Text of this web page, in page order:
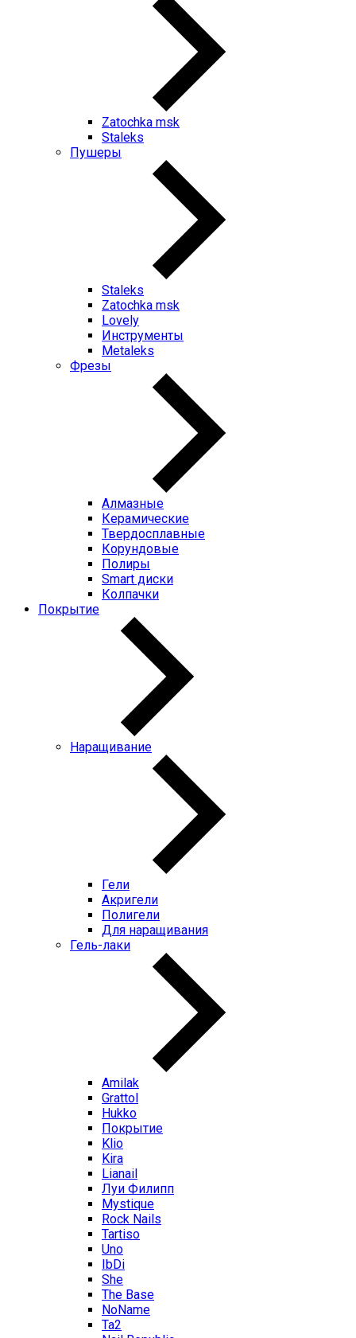
Zatochka msk
Staleks
Пушеры
Staleks
Zatochka msk
Lovely
Инструменты
Metaleks
Фрезы
Алмазные
Керамические
Твердосплавные
Корундовые
Полиры
Smart диски
Колпачки
Покрытие
Наращивание
Гели
Акригели
Полигели
Для наращивания
Гель-лаки
Amilak
Grattol
Hukko
Покрытие
Klio
Kira
Lianail
Луи Филипп
Mystique
Rock Nails
Tartiso
Uno
IbDi
She
The Base
NoName
Ta2